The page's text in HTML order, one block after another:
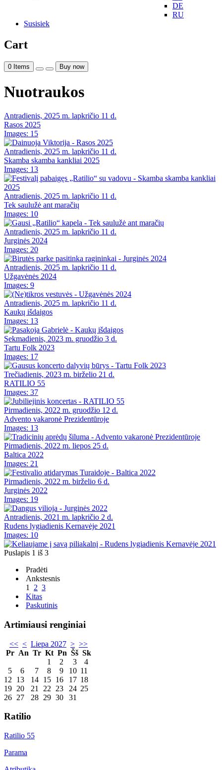
DE
RU
Susisiek
Cart
0 Items Buy now
Nuotraukos
Antradienis, 2025 m. lapkričio 11 d.
Rasos 2025
Images: 15
Antradienis, 2025 m. lapkričio 11 d.
Skamba skamba kankliai 2025
Images: 13
Antradienis, 2025 m. lapkričio 11 d.
Tek saulužė ant maračių
Images: 10
Antradienis, 2025 m. lapkričio 11 d.
Jurginės 2024
Images: 20
Antradienis, 2025 m. lapkričio 11 d.
Užgavėnės 2024
Images: 9
Antradienis, 2025 m. lapkričio 11 d.
Kaukų išdaigos
Images: 13
Sekmadienis, 2023 m. gruodžio 3 d.
Tartu Folk 2023
Images: 17
Trečiadienis, 2023 m. birželio 21 d.
RATILIO 55
Images: 37
Pirmadienis, 2022 m. gruodžio 12 d.
Advento vakaronė Prezidentūroje
Images: 13
Pirmadienis, 2022 m. liepos 25 d.
Baltica 2022
Images: 21
Pirmadienis, 2022 m. birželio 6 d.
Jurginės 2022
Images: 19
Antradienis, 2021 m. lapkričio 2 d.
Rudens lygiadienis Kernavėje 2021
Images: 10
Puslapis 1 iš 3
Pradėti
Ankstesnis
1
2 3
Kitas
Paskutinis
Artimiausi renginiai
<< < Liepa 2027 > >>
Pr An Tr Kt Pn Šš Sk
1
2 3
4
5
6 7 8 9 10 11
12
13 14 15 16 17 18
19 20 21 22 23 24 25
26 27 28 29 30 31
Ratilio
Ratilio 55
Parama